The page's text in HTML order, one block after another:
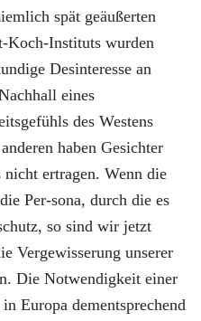
spät geäußerten
Koch-Instituts wurden
Desinteresse an
eines
des Westens
haben Gesichter
ertragen. Wenn die
Per-sona, durch die es
so sind wir jetzt
Vergewisserung unserer
Die Notwendigkeit einer
Europa dementsprechend